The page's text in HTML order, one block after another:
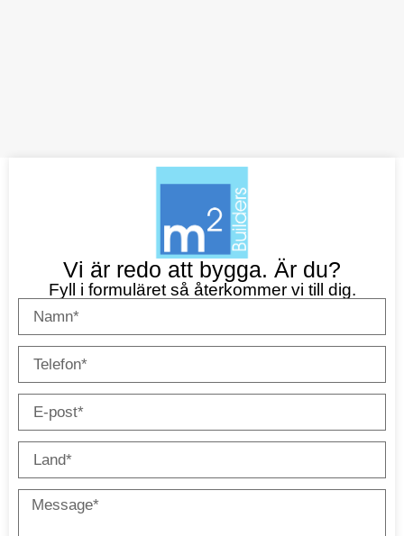
Vi är redo att bygga. Är du?
Fyll i formuläret så återkommer vi till dig.